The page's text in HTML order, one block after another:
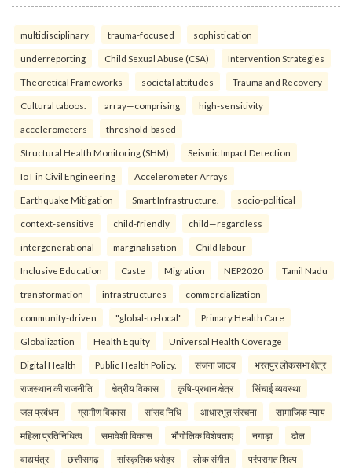
multidisciplinary trauma-focused sophistication
underreporting Child Sexual Abuse (CSA) Intervention Strategies
Theoretical Frameworks societal attitudes Trauma and Recovery
Cultural taboos. array—comprising high-sensitivity
accelerometers threshold-based
Structural Health Monitoring (SHM) Seismic Impact Detection
IoT in Civil Engineering Accelerometer Arrays
Earthquake Mitigation Smart Infrastructure. socio-political
context-sensitive child-friendly child—regardless
intergenerational marginalisation Child labour
Inclusive Education Caste Migration NEP2020 Tamil Nadu
transformation infrastructures commercialization
community-driven "global-to-local" Primary Health Care
Globalization Health Equity Universal Health Coverage
Digital Health Public Health Policy. संजना जाटव भरतपुर लोकसभा क्षेत्र
राजस्थान की राजनीति क्षेत्रीय विकास कृषि-प्रधान क्षेत्र सिंचाई व्यवस्था
जल प्रबंधन ग्रामीण विकास सांसद निधि आधारभूत संरचना सामाजिक न्याय
महिला प्रतिनिधित्व समावेशी विकास भौगोलिक विशेषताए नगाड़ा ढोल
वाद्ययंत्र छत्तीसगढ़ सांस्कृतिक धरोहर लोक संगीत परंपरागत शिल्प